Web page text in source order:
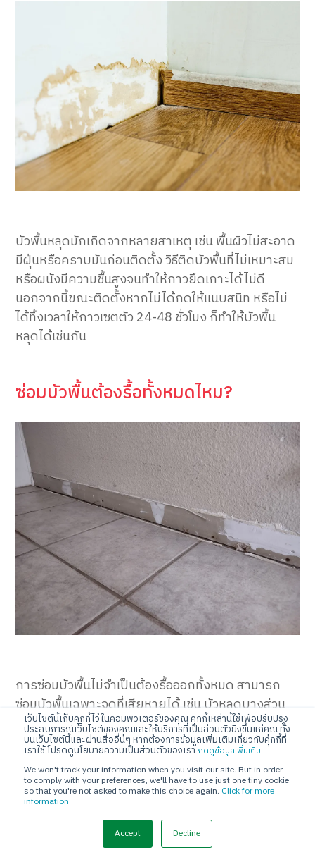
เว็บไซต์นี้เก็บคุกกี้ไว้ในคอมพิวเตอร์ของคุณ คุกกี้เหล่านี้ใช้เพื่อปรับปรุง
ประสบการณ์เว็บไซต์ของคุณและให้บริการที่เป็นส่วนตัวยิ่งขึ้นแก่คุณ ทั้ง
บนเว็บไซต์นี้และผ่านสื่ออื่นๆ หากต้องการข้อมูลเพิ่มเติมเกี่ยวกับคุกกี้ที่
เราใช้ โปรดดูนโยบายความเป็นส่วนตัวของเรากดดูข้อมูลเพิ่มเติม
We won't track your information when you visit our site. But in order
to comply with your preferences, we'll have to use just one tiny cookie
so that you're not asked to make this choice again. Click for more
information
Accept Decline
บัวพื้นหลุดมักเกิดจากหลายสาเหตุ เช่น พื้นผิวไม่สะอาด
มีฝุ่นหรือคราบมันก่อนติดตั้ง วิธีติดบัวพื้นที่ไม่เหมาะสม
หรือผนังมีความชื้นสูงจนทำให้กาวยึดเกาะได้ไม่ดี
นอกจากนี้ขณะติดตั้งหากไม่ได้กดให้แนบสนิท หรือไม่
ได้ทิ้งเวลาให้กาวเซตตัว 24-48 ชั่วโมง ก็ทำให้บัวพื้น
หลุดได้เช่นกัน
ซ่อมบัวพื้นต้องรื้อทั้งหมดไหม?
การซ่อมบัวพื้นไม่จำเป็นต้องรื้อออกทั้งหมด สามารถ
ซ่อมบัวพื้นเฉพาะจุดที่เสียหายได้ เช่น บัวหลุดบางส่วน
บัวแตก หรือรอยต่อเปิด แต่ในกรณีที่บัวเสียหายเป็น
แนวยาวหรือเสื่อมสภาพมาก การรื้อและติดตั้งใหม่ทั้ง
เส้นจะช่วยให้งานออกมาดูเรียบร้อยและทนทานมากกว่า
ทำไมต้องติดบัวพื้น?